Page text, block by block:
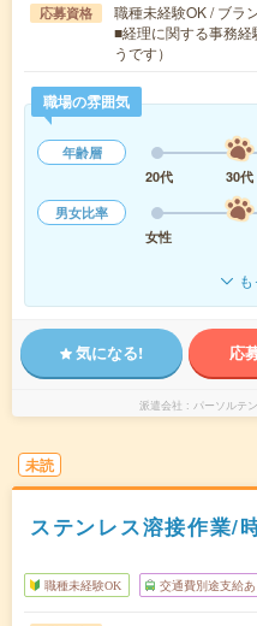
応募資格
職種未経験OK / ブラ
■経理に関する事務
うです）
職場の雰囲気
年齢層
20代
30代
男女比率
女性
気になる! 応
派遣会社 パーソルテ
未読
ステンレス溶接作業/
職種未経験OK 交通費別途支給あ